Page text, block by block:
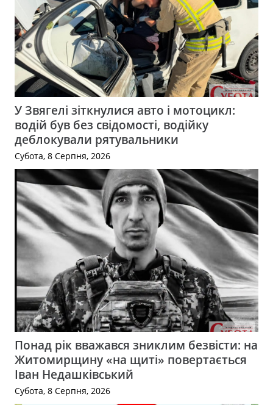
У Звягелі зіткнулися авто і мотоцикл:
водій був без свідомості, водійку
деблокували рятувальники
Субота, 8 Серпня, 2026
Понад рік вважався зниклим безвісти: на
Житомирщину «на щиті» повертається
Іван Недашківський
Субота, 8 Серпня, 2026